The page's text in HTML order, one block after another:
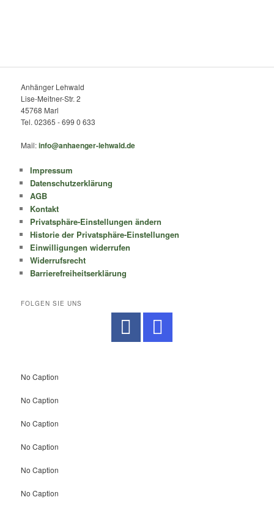
Anhänger Lehwald
Lise-Meitner-Str. 2
45768 Marl
Tel. 02365 - 699 0 633
Mail:info@anhaenger-lehwald.de
Impressum
Datenschutzerklärung
AGB
Kontakt
Privatsphäre-Einstellungen ändern
Historie der Privatsphäre-Einstellungen
Einwilligungen widerrufen
Widerrufsrecht
Barrierefreiheitserklärung
FOLGEN SIE UNS
No Caption
No Caption
No Caption
No Caption
No Caption
No Caption